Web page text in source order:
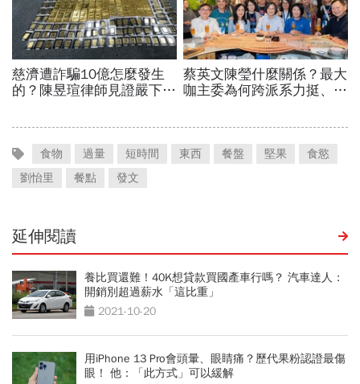
食物 過量 短時間 東西 餐盤 堅果
食慾
劉怡里
餐點 發文
延伸閱讀
養比買還難！40K想貸款買國產車行嗎？ 汽車達人：
開銷別超過薪水「這比重」
2021-10-20
用iPhone 13 Pro會頭暈、眼睛痛？歷代果粉認證最傷
眼！ 他：「此方式」可以緩解